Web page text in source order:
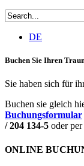
DE
Buchen Sie Ihren
Sie haben sich für
Buchen sie gleich
Buchungsformular
/ 204 134-5 oder
ONLINE